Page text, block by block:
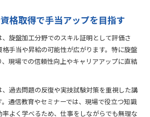
格取得で手当アップを目指す
旋盤加工分野でのスキル証明として評価さ
手当や昇給の可能性が広がります。特に旋盤
現場での信頼性向上やキャリアアップに直結
過去問題の反復や実技試験対策を重視した講
通信教育やセミナーでは、現場で役立つ知識
よく学べるため、仕事をしながらでも無理な